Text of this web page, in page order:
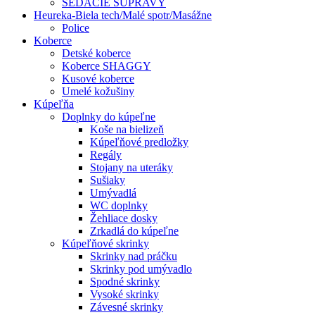
SEDACIE SÚPRAVY
Heureka-Biela tech/Malé spotr/Masážne
Police
Koberce
Detské koberce
Koberce SHAGGY
Kusové koberce
Umelé kožušiny
Kúpeľňa
Doplnky do kúpeľne
Koše na bielizeň
Kúpeľňové predložky
Regály
Stojany na uteráky
Sušiaky
Umývadlá
WC doplnky
Žehliace dosky
Zrkadlá do kúpeľne
Kúpeľňové skrinky
Skrinky nad práčku
Skrinky pod umývadlo
Spodné skrinky
Vysoké skrinky
Závesné skrinky